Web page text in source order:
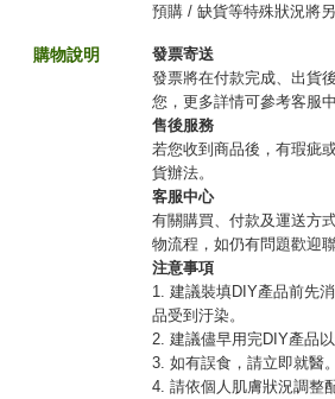
預購 / 缺貨等特殊狀況將
購物說明
發票寄送
發票將在付款完成、出貨
您，更多詳情可參考客服
售後服務
若您收到商品後，有瑕疵
貨辦法。
客服中心
有關購買、付款及運送方
物流程，如仍有問題歡迎
注意事項
1. 建議裝填DIY產品前先
品受到汙染。
2. 建議儘早用完DIY產品以
3. 如有誤食，請立即就醫。
4. 請依個人肌膚狀況調整